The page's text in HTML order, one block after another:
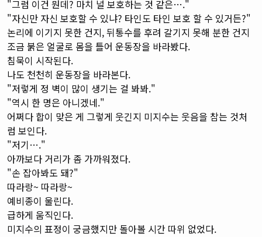
"그럼 이건 뭔데? 마치 널 보호하는 것 같은…."
"자신만 자신 보호할 수 있냐? 타인도 타인 보호 할 수 있거든?"
논리에 이기지 못한 건지, 뒤통수를 후려 갈기지 못해 분한 건지
조금 붉은 얼굴로 몸을 틀어 운동장을 바라봤다.
침묵이 시작된다.
나도 천천히 운동장을 바라본다.
"저렇게 정 벽이 많이 생기는 걸 봐봐."
"역시 한 명은 아니겠네."
어쩌다 합이 맞은 게 그렇게 웃긴지 미지수는 웃음을 참는 것처
럼 보인다.
"저기…."
아까보다 거리가 좀 가까워졌다.
"손 잡아봐도 돼?"
따라랑~ 따라랑~
예비종이 울린다.
급하게 움직인다.
미지수의 표정이 궁금했지만 돌아볼 시간 따위 없었다.